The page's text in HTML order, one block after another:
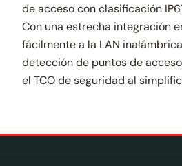
de acceso con clasificación
Con una estrecha integración
fácilmente a la LAN
detección de puntos de
el TCO de seguridad al